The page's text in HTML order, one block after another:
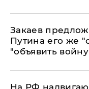
Закаев
Путина его же
"объявить
На РФ